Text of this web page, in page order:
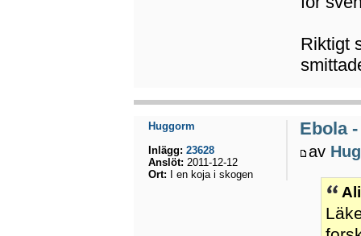
Riktigt
Ebola
av
Huggorm
Inlägg: 23628
Anslöt: 2011-12-12
Ort: I en koja i skogen